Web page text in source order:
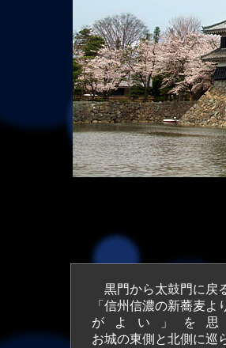
黒門から太鼓門に戻
「信州信濃の新蕎麦
がよい」を
お城の東側と北側に巡